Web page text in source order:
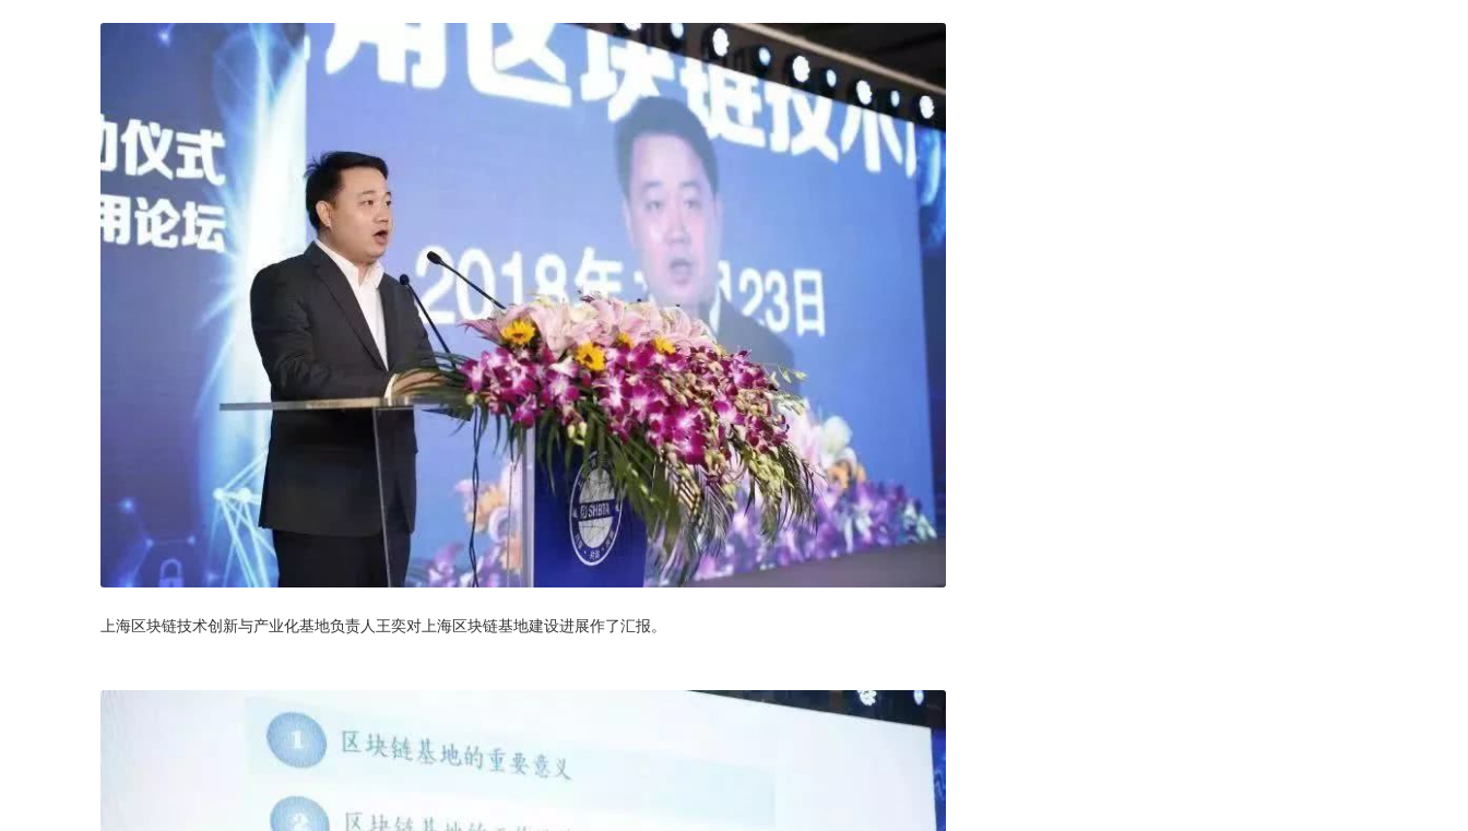
上海区块链技术创新与产业化基地负责人王奕对上海区块链基地建设进展作了汇报。